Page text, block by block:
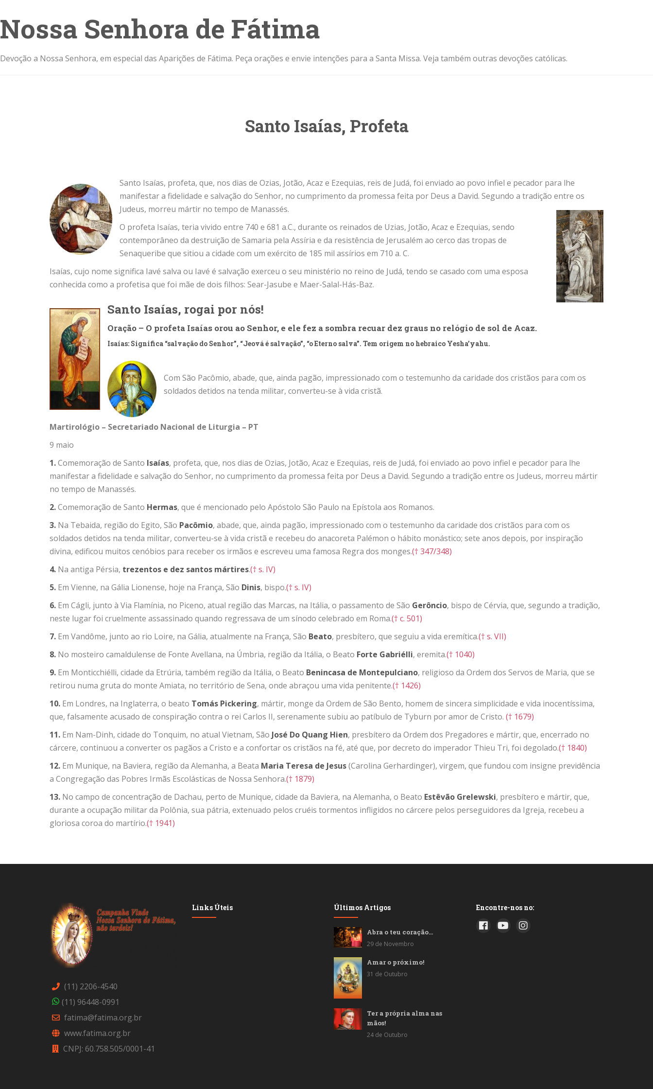
Nossa Senhora de Fátima
Devoção a Nossa Senhora, em especial das Aparições de Fátima. Peça orações e envie intenções para a Santa Missa. Veja também outras devoções católicas.
Santo Isaías, Profeta
Santo Isaías, profeta, que, nos dias de Ozias, Jotão, Acaz e Ezequias, reis de Judá, foi enviado ao povo infiel e pecador para lhe
manifestar a fidelidade e salvação do Senhor, no cumprimento da promessa feita por Deus a David. Segundo a tradição entre os
Judeus, morreu mártir no tempo de Manassés.
O profeta Isaías, teria vivido entre 740 e 681 a.C., durante os reinados de Uzias, Jotão, Acaz e Ezequias, sendo
contemporâneo da destruição de Samaria pela Assíria e da resistência de Jerusalém ao cerco das tropas de
Senaqueribe que sitiou a cidade com um exército de 185 mil assírios em 710 a. C.
Isaías, cujo nome significa Iavé salva ou Iavé é salvação exerceu o seu ministério no reino de Judá, tendo se casado com uma esposa
conhecida como a profetisa que foi mãe de dois filhos: Sear-Jasube e Maer-Salal-Hás-Baz.
Santo Isaías, rogai por nós!
Oração – O profeta Isaías orou ao Senhor, e ele fez a sombra recuar dez graus no relógio de sol de Acaz.
Isaías: Significa “salvação do Senhor”, “Jeová é salvação”, “o Eterno salva”. Tem origem no hebraico Yesha’yahu.
Com São Pacômio, abade, que, ainda pagão, impressionado com o testemunho da caridade dos cristãos para com os
soldados detidos na tenda militar, converteu-se à vida cristã.
Martirológio – Secretariado Nacional de Liturgia – PT
9 maio
1.Comemoração de Santo Isaías, profeta, que, nos dias de Ozias, Jotão, Acaz e Ezequias, reis de Judá, foi enviado ao povo infiel e pecador para lhe
manifestar a fidelidade e salvação do Senhor, no cumprimento da promessa feita por Deus a David. Segundo a tradição entre os Judeus, morreu mártir
no tempo de Manassés.
2.Comemoração de Santo Hermas, que é mencionado pelo Apóstolo São Paulo na Epístola aos Romanos.
3. Na Tebaida, região do Egito, São Pacômio, abade, que, ainda pagão, impressionado com o testemunho da caridade dos cristãos para com os
soldados detidos na tenda militar, converteu-se à vida cristã e recebeu do anacoreta Palémon o hábito monástico; sete anos depois, por inspiração
divina, edificou muitos cenóbios para receber os irmãos e escreveu uma famosa Regra dos monges.(† 347/348)
4. Na antiga Pérsia, trezentos e dez santos mártires.(† s. IV)
5. Em Vienne, na Gália Lionense, hoje na França, São Dinis, bispo.(† s. IV)
6. Em Cágli, junto à Via Flamínia, no Piceno, atual região das Marcas, na Itália, o passamento de São Gerôncio, bispo de Cérvia, que, segundo a tradição,
neste lugar foi cruelmente assassinado quando regressava de um sínodo celebrado em Roma.(† c. 501)
7. Em Vandôme, junto ao rio Loire, na Gália, atualmente na França, São Beato, presbítero, que seguiu a vida eremítica.(† s. VII)
8. No mosteiro camaldulense de Fonte Avellana, na Úmbria, região da Itália, o Beato Forte Gabriélli, eremita.(† 1040)
9. Em Monticchiélli, cidade da Etrúria, também região da Itália, o Beato Benincasa de Montepulciano, religioso da Ordem dos Servos de Maria, que se
retirou numa gruta do monte Amiata, no território de Sena, onde abraçou uma vida penitente.(† 1426)
10. Em Londres, na Inglaterra, o beato Tomás Pickering, mártir, monge da Ordem de São Bento, homem de sincera simplicidade e vida inocentíssima,
que, falsamente acusado de conspiração contra o rei Carlos II, serenamente subiu ao patíbulo de Tyburn por amor de Cristo. († 1679)
11. Em Nam-Dinh, cidade do Tonquim, no atual Vietnam, São José Do Quang Hien, presbítero da Ordem dos Pregadores e mártir, que, encerrado no
cárcere, continuou a converter os pagãos a Cristo e a confortar os cristãos na fé, até que, por decreto do imperador Thieu Tri, foi degolado.(† 1840)
12. Em Munique, na Baviera, região da Alemanha, a Beata Maria Teresa de Jesus(Carolina Gerhardinger), virgem, que fundou com insigne previdência
a Congregação das Pobres Irmãs Escolásticas de Nossa Senhora.(† 1879)
13. No campo de concentração de Dachau, perto de Munique, cidade da Baviera, na Alemanha, o Beato Estêvão Grelewski, presbítero e mártir, que,
durante a ocupação militar da Polônia, sua pátria, extenuado pelos cruéis tormentos infligidos no cárcere pelos perseguidores da Igreja, recebeu a
gloriosa coroa do martírio.(† 1941)
(11) 2206-4540
(11) 96448-0991
fatima@fatima.org.br
www.fatima.org.br
CNPJ: 60.758.505/0001-41
Links Úteis Últimos Artigos
Abra o teu coração…
29 de Novembro
Amar o próximo!
31 de Outubro
Ter a própria alma nas
mãos!
24 de Outubro
Encontre-nos no: